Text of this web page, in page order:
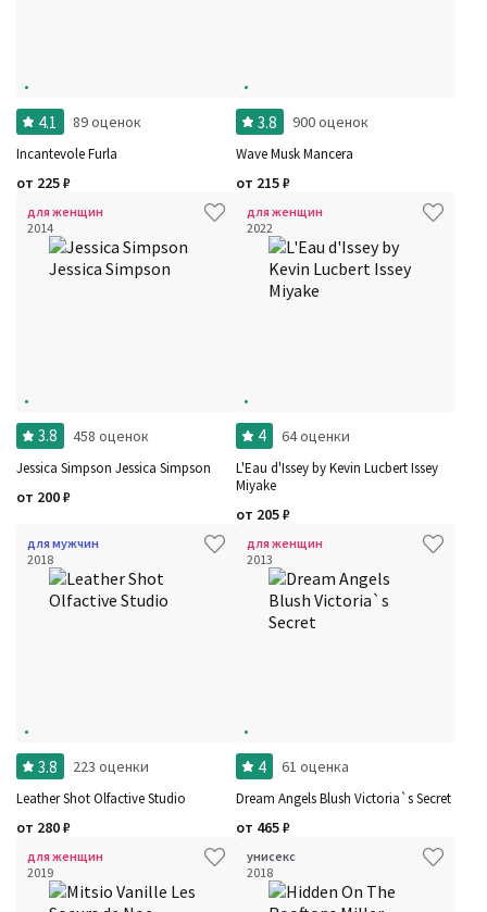
4.1 89 оценок
Incantevole Furla
от 225₽
3.8 900 оценок
Wave Musk Mancera
от 215₽
для женщин
2014
3.8 458 оценок
Jessica Simpson Jessica Simpson
от 200₽
для женщин
2022
4 64 оценки
L'Eau d'Issey by Kevin Lucbert Issey
Miyake
от 205₽
для мужчин
2018
3.8 223 оценки
Leather Shot Olfactive Studio
от 280₽
для женщин
2013
4 61 оценка
Dream Angels Blush Victoria`s Secret
от 465₽
для женщин
2019
унисекс
2018